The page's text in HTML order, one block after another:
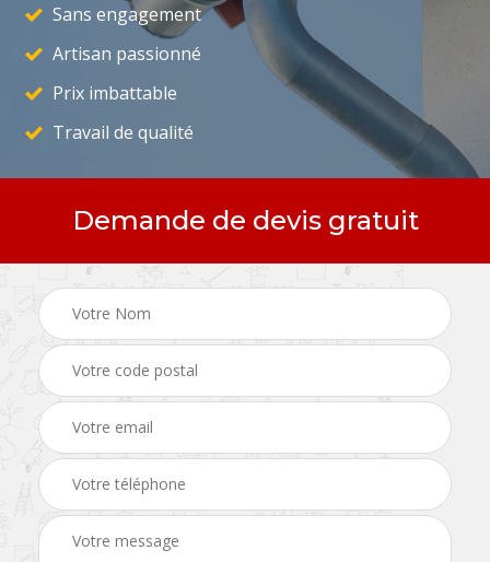
Sans engagement
Artisan passionné
Prix imbattable
Travail de qualité
Demande de devis gratuit